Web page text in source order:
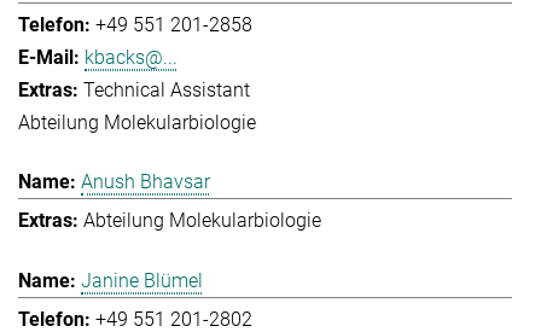
+49 551 201-2858
kbacks@...
Technical Assistant
Abteilung Molekularbiologie
Anush Bhavsar
Abteilung Molekularbiologie
Janine Blümel
+49 551 201-2802